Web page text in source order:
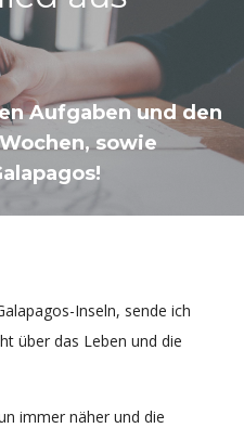
Aufgaben und den
sowie
Inseln, sende ich
über das Leben und die
immer näher und die